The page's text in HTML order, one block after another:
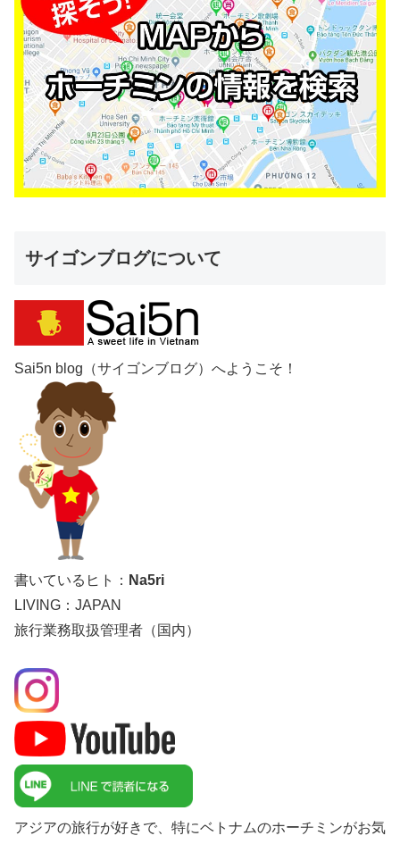
サイゴンブログについて
Sai5n blog（サイゴンブログ）へようこそ！
書いているヒト： Na5ri
LIVING：JAPAN
旅行業務取扱管理者（国内）
アジアの旅行が好きで、特にベトナムのホーチミンがお気